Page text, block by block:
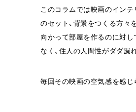
このコラムでは映画のイン
のセット、背景をつくる方々
向かって部屋を作るのに対
なく、住人の人間性がダダ漏
毎回その映画の空気感を感じ